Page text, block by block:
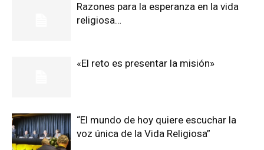
Razones para la esperanza en la vida
religiosa…
«El reto es presentar la misión»
“El mundo de hoy quiere escuchar la
voz única de la Vida Religiosa”